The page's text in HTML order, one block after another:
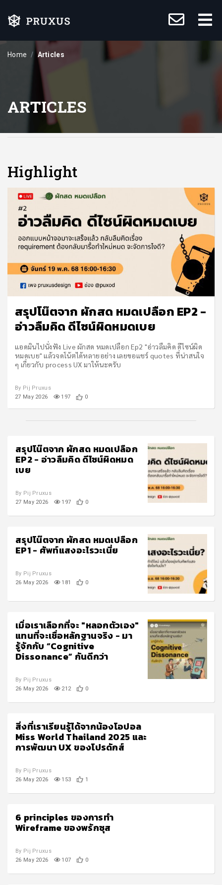
Home Articles
ARTICLES
Highlight
สรุปโน๊ตจาก ผักสด หมดเปลือก EP2 -
อ่าวลืมคิด ดีไซน์ผิดหมดเบย
แอดมินไปนั่งฟัง Live ผักสด หมดเปลือก Ep2 "อ่าวลืมคิด ดีไซน์ผิด
หมดเบย" แล้วจดโน้ตได้หลายอย่าง เลยขอแชร์ quotes ที่น่าสนใจ
ๆ เกี่ยวกับ process UX มาให้นะครับ
By Pij Pruxus
27 May 2026
197 0
สรุปโน๊ตจาก ผักสด หมดเปลือก
EP2 - อ่าวลืมคิด ดีไซน์ผิดหมด
เบย
By Pij Pruxus
27 May 2026
197 0
สรุปโน๊ตจาก ผักสด หมดเปลือก
EP1 - ศัพท์แสงอะไรวะเนี่ย
By Pij Pruxus
26 May 2026
181 0
เมื่อเราเลือกที่จะ "หลอกตัวเอง"
แทนที่จะเชื่อหลักฐานจริง - มา
รู้จักกับ “Cognitive
Dissonance” กันดีกว่า
By Pij Pruxus
26 May 2026
212 0
สิ่งที่เราเรียนรู้ได้จากน้องโอปอล
Miss World Thailand 2025 และ
การพัฒนา UX ของโปรดักส์
By Pij Pruxus
26 May 2026
153 1
6 principles ของการทำ
Wireframe ของพรักซุส
By Pij Pruxus
26 May 2026
107 0